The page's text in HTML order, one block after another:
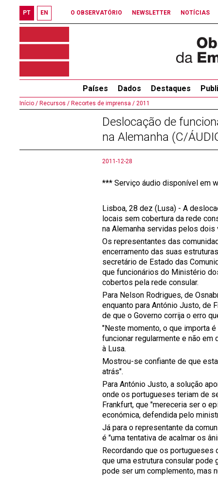
PT EN O OBSERVATÓRIO NEWSLETTER NOTÍCIAS
Países Dados Destaques
Início / Recursos / Recortes de imprensa / 2011
Deslocação de
na Alemanha (C/
2011-12-28
*** Serviço áudio disponível em
Lisboa, 28 dez (Lusa) - A
locais sem cobertura da rede
na Alemanha servidas pelos
Os representantes das
encerramento das suas
secretário de Estado das
que funcionários do Ministério
cobertos pela rede consular.
Para Nelson Rodrigues, de
enquanto para António Justo, de
de que o Governo corrija o erro
"Neste momento, o que importa
funcionar regularmente e não
à Lusa.
Mostrou-se confiante de que
atrás".
Para António Justo, a solução
onde os portugueses teriam de
Frankfurt, que "mereceria ser o
económica, defendida pelo
Já para o representante da
é "uma tentativa de acalmar os
Recordando que os
que uma estrutura consular
pode ser um complemento, mas